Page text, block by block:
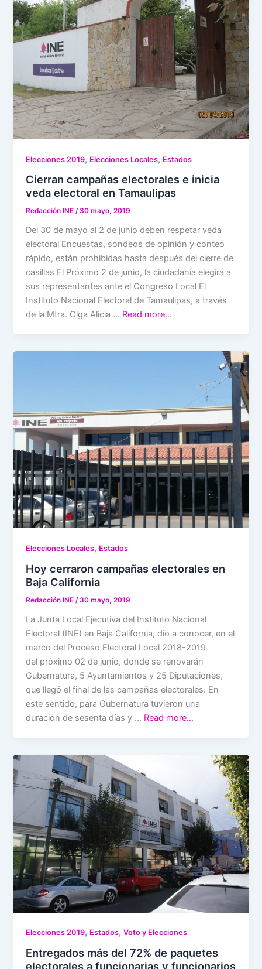
Elecciones 2019, Elecciones Locales, Estados
Cierran campañas electorales e inicia
veda electoral en Tamaulipas
Redacción INE/30 mayo, 2019
Del 30 de mayo al 2 de junio deben respetar veda
electoral Encuestas, sondeos de opinión y conteo
rápido, están prohibidas hasta después del cierre de
casillas El Próximo 2 de junio, la ciudadanía elegirá a
sus representantes ante el Congreso Local El
Instituto Nacional Electoral de Tamaulipas, a través
de la Mtra. Olga Alicia … Read more…
Elecciones Locales, Estados
Hoy cerraron campañas electorales en
Baja California
Redacción INE/30 mayo, 2019
La Junta Local Ejecutiva del Instituto Nacional
Electoral (INE) en Baja California, dio a conocer, en el
marco del Proceso Electoral Local 2018-2019
del próximo 02 de junio, donde se renovarán
Gubernatura, 5 Ayuntamientos y 25 Diputaciones,
que llegó el final de las campañas electorales. En
este sentido, para Gubernatura tuvieron una
duración de sesenta días y … Read more…
Elecciones 2019, Estados,Voto y Elecciones
Entregados más del 72% de paquetes
electorales a funcionarias y funcionarios